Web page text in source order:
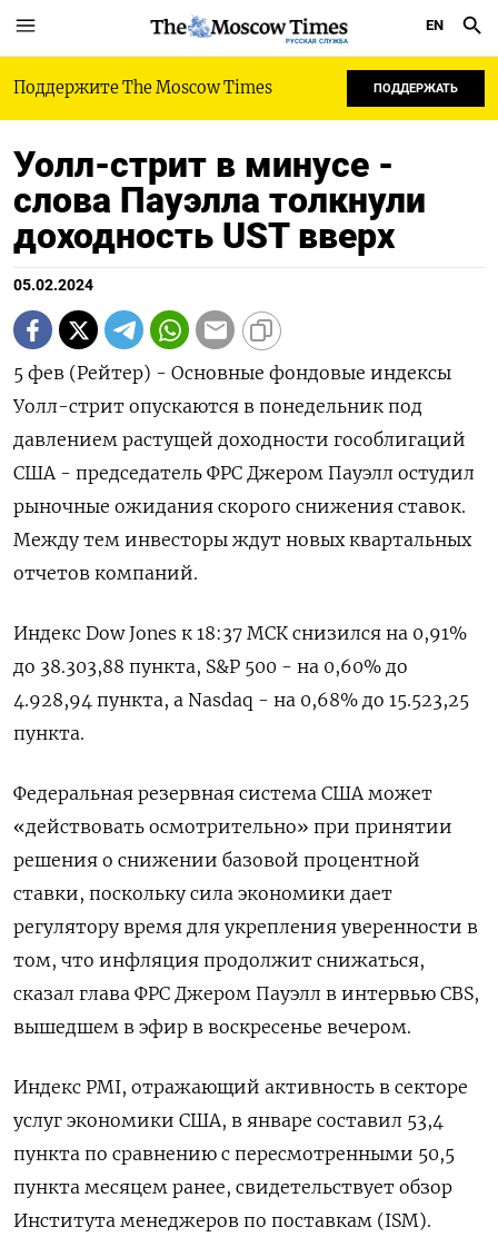
РУССКАЯ СЛУЖБА
EN
Поддержите The Moscow Times ПОДДЕРЖАТЬ
Уолл-стрит в минусе -
слова Пауэлла толкнули
доходность UST вверх
05.02.2024
5 фев (Рейтер) - Основные фондовые индексы
Уолл-стрит опускаются в понедельник под
давлением растущей доходности гособлигаций
США - председатель ФРС Джером Пауэлл остудил
рыночные ожидания скорого снижения ставок.
Между тем инвесторы ждут новых квартальных
отчетов компаний.
Индекс Dow Jones к 18:37 МСК снизился на 0,91%
до 38.303,88 пункта, S&P 500 - на 0,60% до
4.928,94​ пункта, а Nasdaq - на 0,68% до 15.523,25
пункта.
Федеральная резервная система США может
«действовать осмотрительно» при принятии
решения о снижении базовой процентной
ставки, поскольку сила экономики дает
регулятору время для укрепления уверенности в
том, что инфляция продолжит снижаться,
сказал глава ФРС Джером Пауэлл в интервью CBS,
вышедшем в эфир в воскресенье вечером.
Индекс PMI, отражающий активность в секторе
услуг экономики США, в январе составил 53,4
пункта по сравнению с пересмотренными 50,5
пункта месяцем ранее, свидетельствует обзор
Института менеджеров по поставкам (ISM).